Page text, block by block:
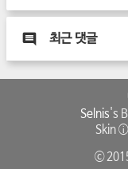
최근 댓글
Selnis's
Skin ⓘ
ⓒ